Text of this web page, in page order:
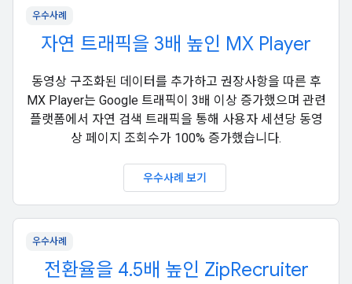
우수사례
자연 트래픽을 3배 높인 MX Player
동영상 구조화된 데이터를 추가하고 권장사항을 따른 후
MX Player는 Google 트래픽이 3배 이상 증가했으며 관련
플랫폼에서 자연 검색 트래픽을 통해 사용자 세션당 동영
상 페이지 조회수가 100% 증가했습니다.
우수사례 보기
우수사례
전환율을 4.5배 높인 ZipRecruiter